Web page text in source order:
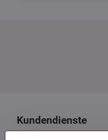
Kundendienste